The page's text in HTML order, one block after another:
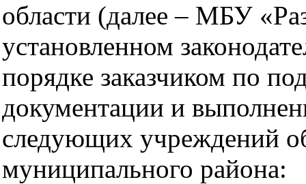
области (далее – МБУ
установленном
порядке заказчиком по
документации и
следующих учреждений
муниципального района: